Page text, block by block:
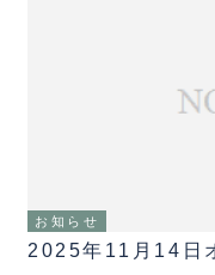
お知らせ
2025年11月14日